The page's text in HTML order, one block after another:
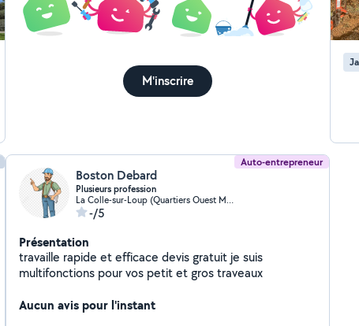
M'inscrire
Auto-entrepreneur
Boston Debard
Plusieurs profession
La Colle-sur-Loup (Quartiers Ouest Montgros-Montmeuille)
-/5
Présentation
travaille rapide et efficace devis gratuit je suis
multifonctions pour vos petit et gros traveaux
Aucun avis pour l'instant